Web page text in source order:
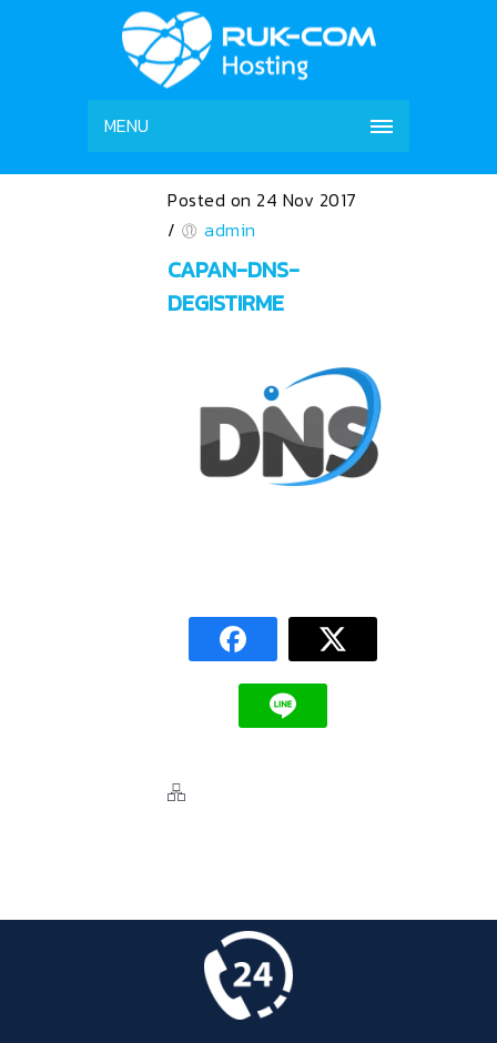
MENU
Posted on 24 Nov 2017
/
admin
CAPAN-DNS-
DEGISTIRME